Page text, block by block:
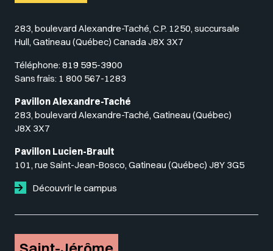
283, boulevard Alexandre-Taché, C.P. 1250, succursale
Hull, Gatineau (Québec) Canada J8X 3X7
Téléphone: 819 595-3900
Sans frais: 1 800 567-1283
Pavillon Alexandre-Taché
283, boulevard Alexandre-Taché, Gatineau (Québec)
J8X 3X7
Pavillon Lucien-Brault
101, rue Saint-Jean-Bosco, Gatineau (Québec) J8Y 3G5
Découvrir le campus